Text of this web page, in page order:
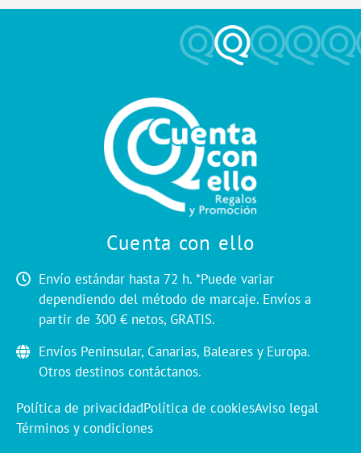
Cuenta con ello
Envío estándar hasta 72 h. *Puede variar
dependiendo del método de marcaje. Envíos a
partir de 300 € netos, GRATIS.
Envíos Peninsular, Canarias, Baleares y Europa.
Otros destinos contáctanos.
Política de privacidadPolítica de cookiesAviso legal
Términos y condiciones